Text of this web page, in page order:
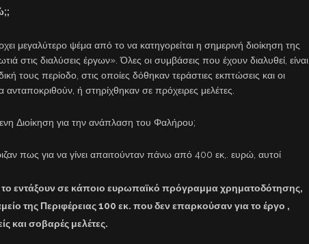
μεγαλύτερο ψέμα από το να κατηγορείται η σημερινή διοίκηση της
στις διαλύσεις έργων». Όλες οι συμβάσεις που έχουν διαλυθεί, είναι
τους περίοδο, στις οποίες δόθηκαν τεράστιες εκπτώσεις και οι
ή στηρίχθηκαν σε πρόχειρες μελέτες.
Διοίκηση για την ανάπλαση του Φαλήρου;
πως για να γίνει απαιτούνταν πάνω από 400 εκ,. ευρώ, αυτοί
το εντάξουν σε κάποιο ευρωπαϊκό πρόγραμμα χρηματοδότησης,
της Περιφέρειας 100 εκ. που δεν επαρκούσαν για το έργο ,
και σοβαρές μελέτες.